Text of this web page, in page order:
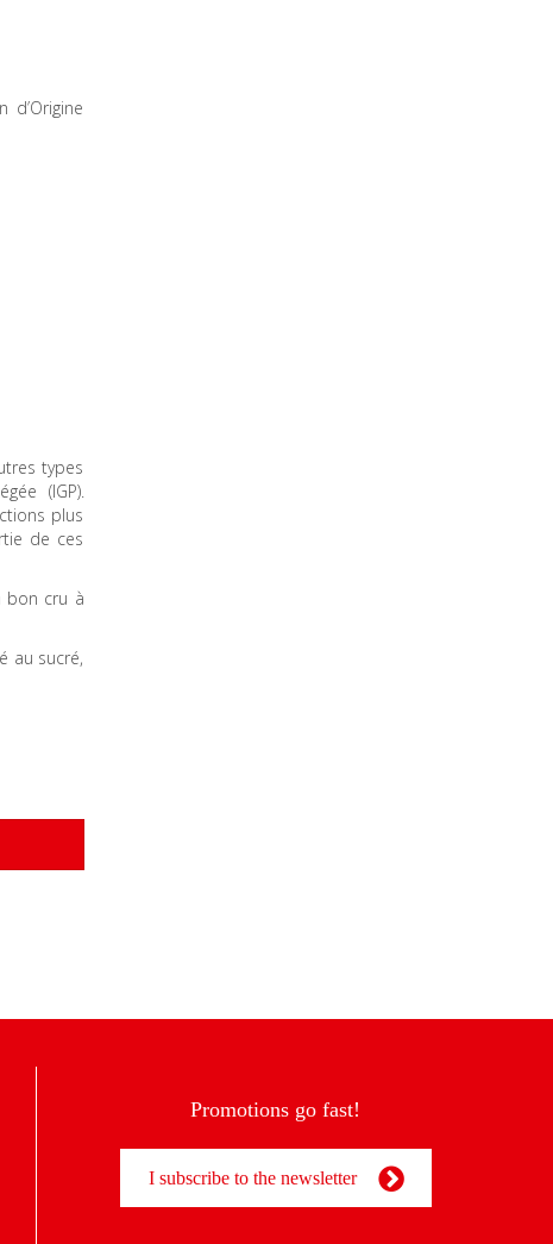
types
(IGP).
plus
de ces
bon cru à
au sucré,
Promotions go fast!
I subscribe to the newsletter